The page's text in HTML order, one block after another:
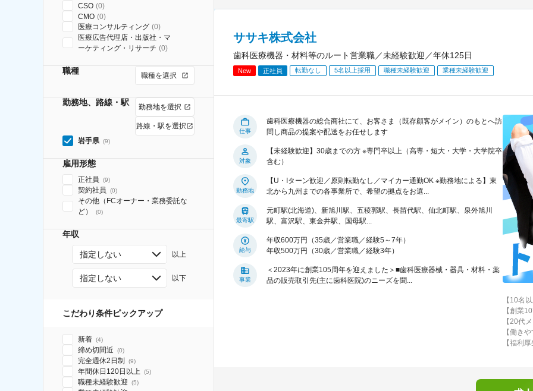
CSO (0)
CMO (0)
医療コンサルティング (0)
医療広告代理店・出版社・マ
ーケティング・リサーチ (0)
職種 職種を選択
勤務地、路線・駅 勤務地を選択
路線・駅を選択
岩手県 (9)
雇用形態
正社員 (9)
契約社員 (0)
その他（FCオーナー・業務委託な
ど）
(0)
年収
指定しない 以上
指定しない 以下
こだわり条件ピックアップ
新着 (4)
締め切間近 (0)
完全週休2日制 (9)
年間休日120日以上 (5)
職種未経験歓迎 (5)
ササキ株式会社
歯科医療機器・材料等のルート営業職／未経験歓迎／年休125日
New 正社員 転勤なし 5名以上採用 職種未経験歓迎 業種未経験歓迎
仕事
歯科医療機器の総合商社にて、お客さま（既存顧客がメイン）のもとへ訪
問し商品の提案や配送をお任せします
対象
【未経験歓迎】30歳までの方 ※専門卒以上（高専・短大・大学・大学院卒
含む）
勤務地
【U・Iターン歓迎／原則転勤なし／マイカー通勤OK ※勤務地による】東
北から九州までの各事業所で、希望の拠点をお選...
最寄駅
元町駅(北海道)、新旭川駅、五稜郭駅、長苗代駅、仙北町駅、泉外旭川
駅、富沢駅、東金井駅、国母駅...
給与
年収600万円（35歳／営業職／経験5～7年）
年収500万円（30歳／営業職／経験3年）
事業
＜2023年に創業105周年を迎えました＞■歯科医療器械・器具・材料・薬
品の販売取引先(主に歯科医院)のニーズを聞...
【10名
【創業
【20代
【働き
【福利